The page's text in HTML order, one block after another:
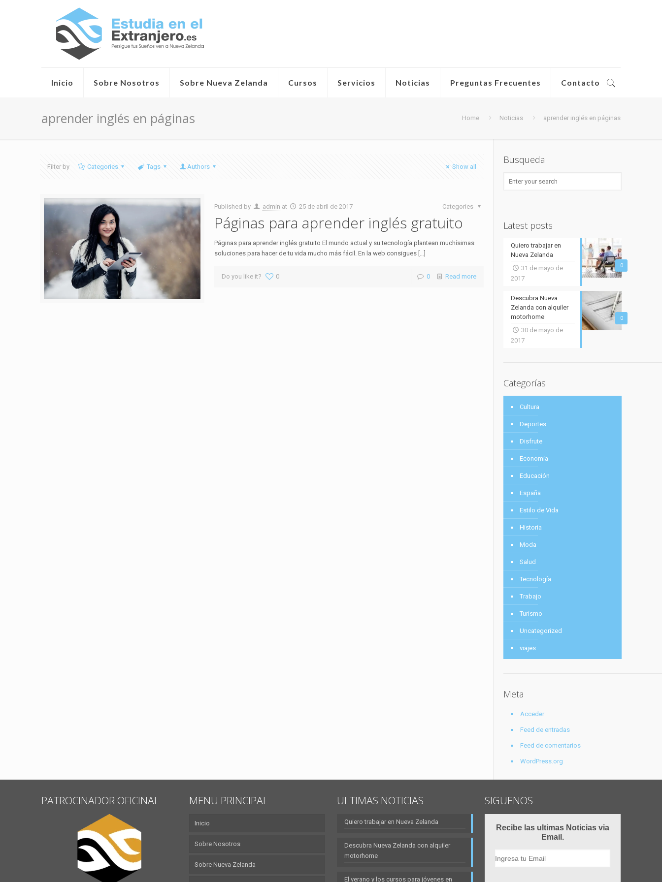
Inicio Sobre Nosotros Sobre Nueva Zelanda Cursos Servicios Noticias Preguntas Frecuentes Contacto
aprender inglés en páginas Home Noticias aprender inglés en páginas
Filter by Categories Tags Authors Show all
Published by admin at 25 de abril de 2017 Categories
Páginas para aprender inglés gratuito
Páginas para aprender inglés gratuito El mundo actual y su tecnología plantean muchísimas
soluciones para hacer de tu vida mucho más fácil. En la web consigues[…]
Do you like it? 0 0 Read more
Busqueda
Latest posts
0
Quiero trabajar en
Nueva Zelanda
31 de mayo de
2017
0
Descubra Nueva
Zelanda con alquiler
motorhome
30 de mayo de
2017
Categorías
Cultura
Deportes
Disfrute
Economía
Educación
España
Estilo de Vida
Historia
Moda
Salud
Tecnología
Trabajo
Turismo
Uncategorized
viajes
Meta
Acceder
Feed de entradas
Feed de comentarios
WordPress.org
PATROCINADOR OFICINAL MENU PRINCIPAL
Inicio
Sobre Nosotros
Sobre Nueva Zelanda
ULTIMAS NOTICIAS
Quiero trabajar en Nueva Zelanda
Descubra Nueva Zelanda con alquiler
motorhome
El verano y los cursos para jóvenes en
SIGUENOS
Recibe las ultimas Noticias via
Email.